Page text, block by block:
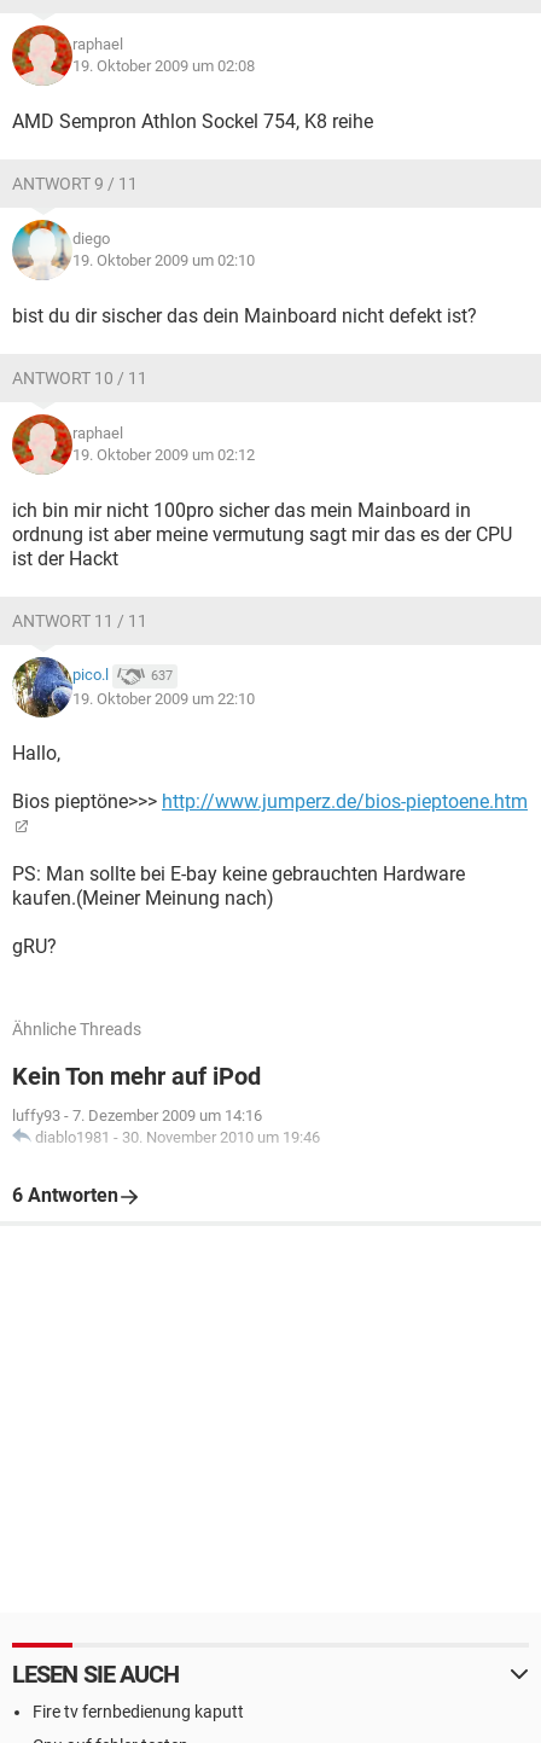
raphael
19. Oktober 2009 um 02:08
AMD Sempron Athlon Sockel 754, K8 reihe
ANTWORT 9 / 11
diego
19. Oktober 2009 um 02:10
bist du dir sischer das dein Mainboard nicht defekt ist?
ANTWORT 10 / 11
raphael
19. Oktober 2009 um 02:12
ich bin mir nicht 100pro sicher das mein Mainboard in
ordnung ist aber meine vermutung sagt mir das es der CPU
ist der Hackt
ANTWORT 11 / 11
pico.l 637
19. Oktober 2009 um 22:10
Hallo,
Bios pieptöne>>> http://www.jumperz.de/bios-pieptoene.htm
PS: Man sollte bei E-bay keine gebrauchten Hardware
kaufen.(Meiner Meinung nach)
gRU?
Ähnliche Threads
Kein Ton mehr auf iPod
luffy93 - 7. Dezember 2009 um 14:16
diablo1981 - 30. November 2010 um 19:46
6 Antworten
LESEN SIE AUCH
Fire tv fernbedienung kaputt